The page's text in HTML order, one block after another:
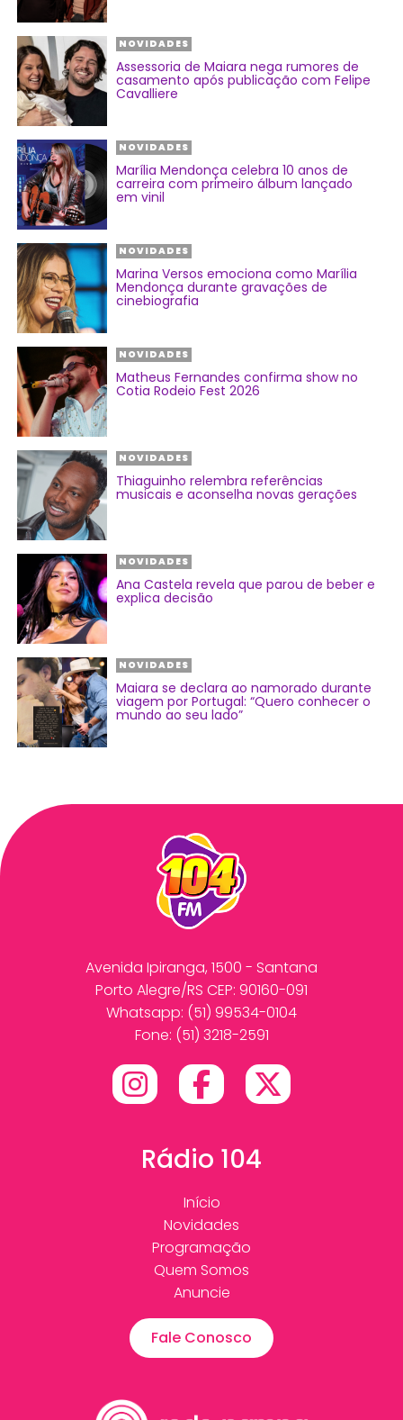
NOVIDADES
Assessoria de Maiara nega rumores de
casamento após publicação com Felipe
Cavalliere
NOVIDADES
Marília Mendonça celebra 10 anos de
carreira com primeiro álbum lançado
em vinil
NOVIDADES
Marina Versos emociona como Marília
Mendonça durante gravações de
cinebiografia
NOVIDADES
Matheus Fernandes confirma show no
Cotia Rodeio Fest 2026
NOVIDADES
Thiaguinho relembra referências
musicais e aconselha novas gerações
NOVIDADES
Ana Castela revela que parou de beber e
explica decisão
NOVIDADES
Maiara se declara ao namorado durante
viagem por Portugal: “Quero conhecer o
mundo ao seu lado”
Avenida Ipiranga, 1500 - Santana
Porto Alegre/RS CEP: 90160-091
Whatsapp: (51) 99534-0104
Fone: (51) 3218-2591
Rádio 104
Início
Novidades
Programação
Quem Somos
Anuncie
Fale Conosco